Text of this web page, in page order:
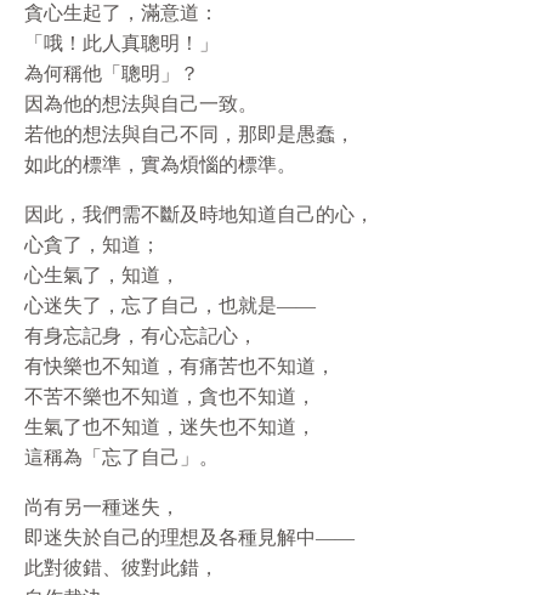
貪心生起了，滿意道：
「哦！此人真聰明！」
為何稱他「聰明」？
因為他的想法與自己一致。
若他的想法與自己不同，那即是愚蠢，
如此的標準，實為煩惱的標準。
因此，我們需不斷及時地知道自己的心，
心貪了，知道；
心生氣了，知道，
心迷失了，忘了自己，也就是——
有身忘記身，有心忘記心，
有快樂也不知道，有痛苦也不知道，
不苦不樂也不知道，貪也不知道，
生氣了也不知道，迷失也不知道，
這稱為「忘了自己」。
尚有另一種迷失，
即迷失於自己的理想及各種見解中——
此對彼錯、彼對此錯，